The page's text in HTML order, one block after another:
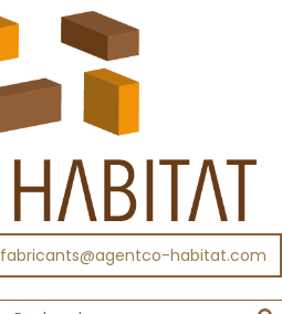
fabricants@agentco-habitat.com